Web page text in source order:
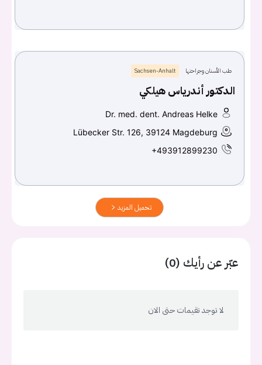
طب الأسنان وجراحتها Sachsen-Anhalt
الدكتور أندرياس هيلكي
Dr. med. dent. Andreas Helke
Lübecker Str. 126, 39124 Magdeburg
+493912899230
تحميل المزيد
عبّر عن رأيك (0)
لا توجد تقيمات حتى الان